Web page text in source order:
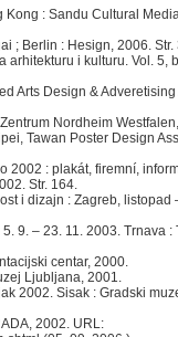
: Sandu Cultural Media
; Berlin : Hesign, 2006. Str.
arhitekturu i kulturu. Vol. 5,
Arts Design & Adveretising
Nordheim Westfalen,
Tawan Poster Design
2002 : plakát, firemní,
Str. 164.
i dizajn : Zagreb, listopad
9. – 23. 11. 2003. Trnava :
centar, 2000.
Ljubljana, 2001.
2002. Sisak : Gradski
2002. URL: